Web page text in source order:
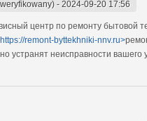
- 2024-09-20 17:56
центр по ремонту бытовой
https://remont-byttekhniki-nnv.ru>
устранят неисправности вашего